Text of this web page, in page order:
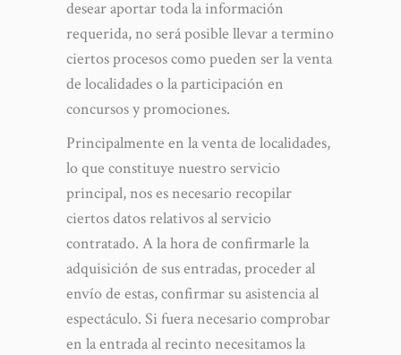
desear aportar toda la información
requerida, no será posible llevar a termino
ciertos procesos como pueden ser la venta
de localidades o la participación en
concursos y promociones.
Principalmente en la venta de localidades,
lo que constituye nuestro servicio
principal, nos es necesario recopilar
ciertos datos relativos al servicio
contratado. A la hora de confirmarle la
adquisición de sus entradas, proceder al
envío de estas, confirmar su asistencia al
espectáculo. Si fuera necesario comprobar
en la entrada al recinto necesitamos la